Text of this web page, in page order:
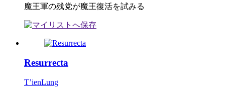
魔王軍の残党が魔王復活を試みる
Resurrecta
T’ienLung